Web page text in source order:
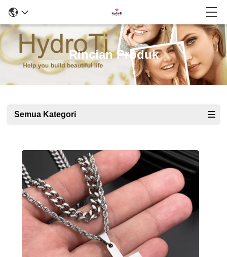
Rincian Produk
Semua Kategori